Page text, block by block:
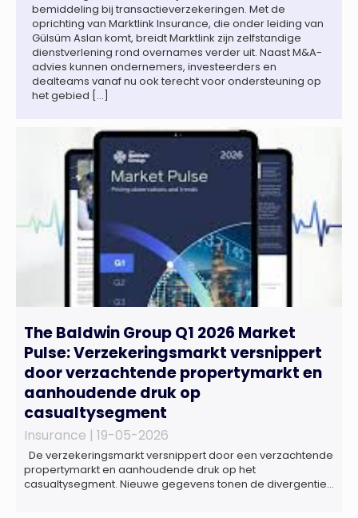
bemiddeling bij transactieverzekeringen. Met de
oprichting van Marktlink Insurance, die onder leiding van
Gülsüm Aslan komt, breidt Marktlink zijn zelfstandige
dienstverlening rond overnames verder uit. Naast M&A-
advies kunnen ondernemers, investeerders en
dealteams vanaf nu ook terecht voor ondersteuning op
het gebied […]
The Baldwin Group Q1 2026 Market
Pulse: Verzekeringsmarkt versnippert
door verzachtende propertymarkt en
aanhoudende druk op
casualtysegment
Insurance | 19-05-2026
De verzekeringsmarkt versnippert door een verzachtende
propertymarkt en aanhoudende druk op het
casualtysegment. Nieuwe gegevens tonen de divergentie